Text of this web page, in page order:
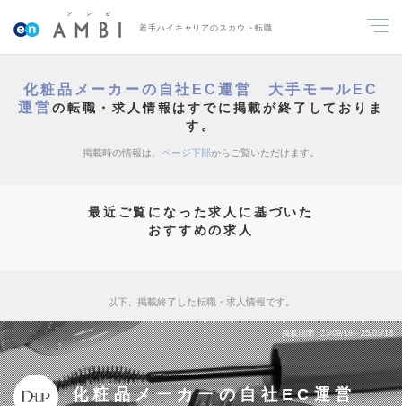
若手ハイキャリアのスカウト転職
化粧品メーカーの自社EC運営 大手モールEC
運営の転職・求人情報はすでに掲載が終了しておりま
す。
掲載時の情報は、 ページ下部からご覧いただけます。
最近ご覧になった求人に基づいた
おすすめの求人
以下、掲載終了した転職・求人情報です。
掲載期間 23/09/18～25/03/18
化粧品メーカーの自社EC運営